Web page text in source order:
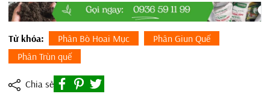
Từ khóa: Phân Bò Hoai Mục
Phân Giun Quế
Phân Trùn quế
Chia sẻ